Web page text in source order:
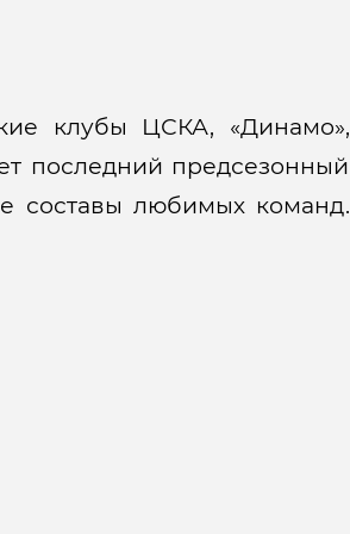
клубы ЦСКА, «Динамо»,
последний предсезонный
составы любимых команд.